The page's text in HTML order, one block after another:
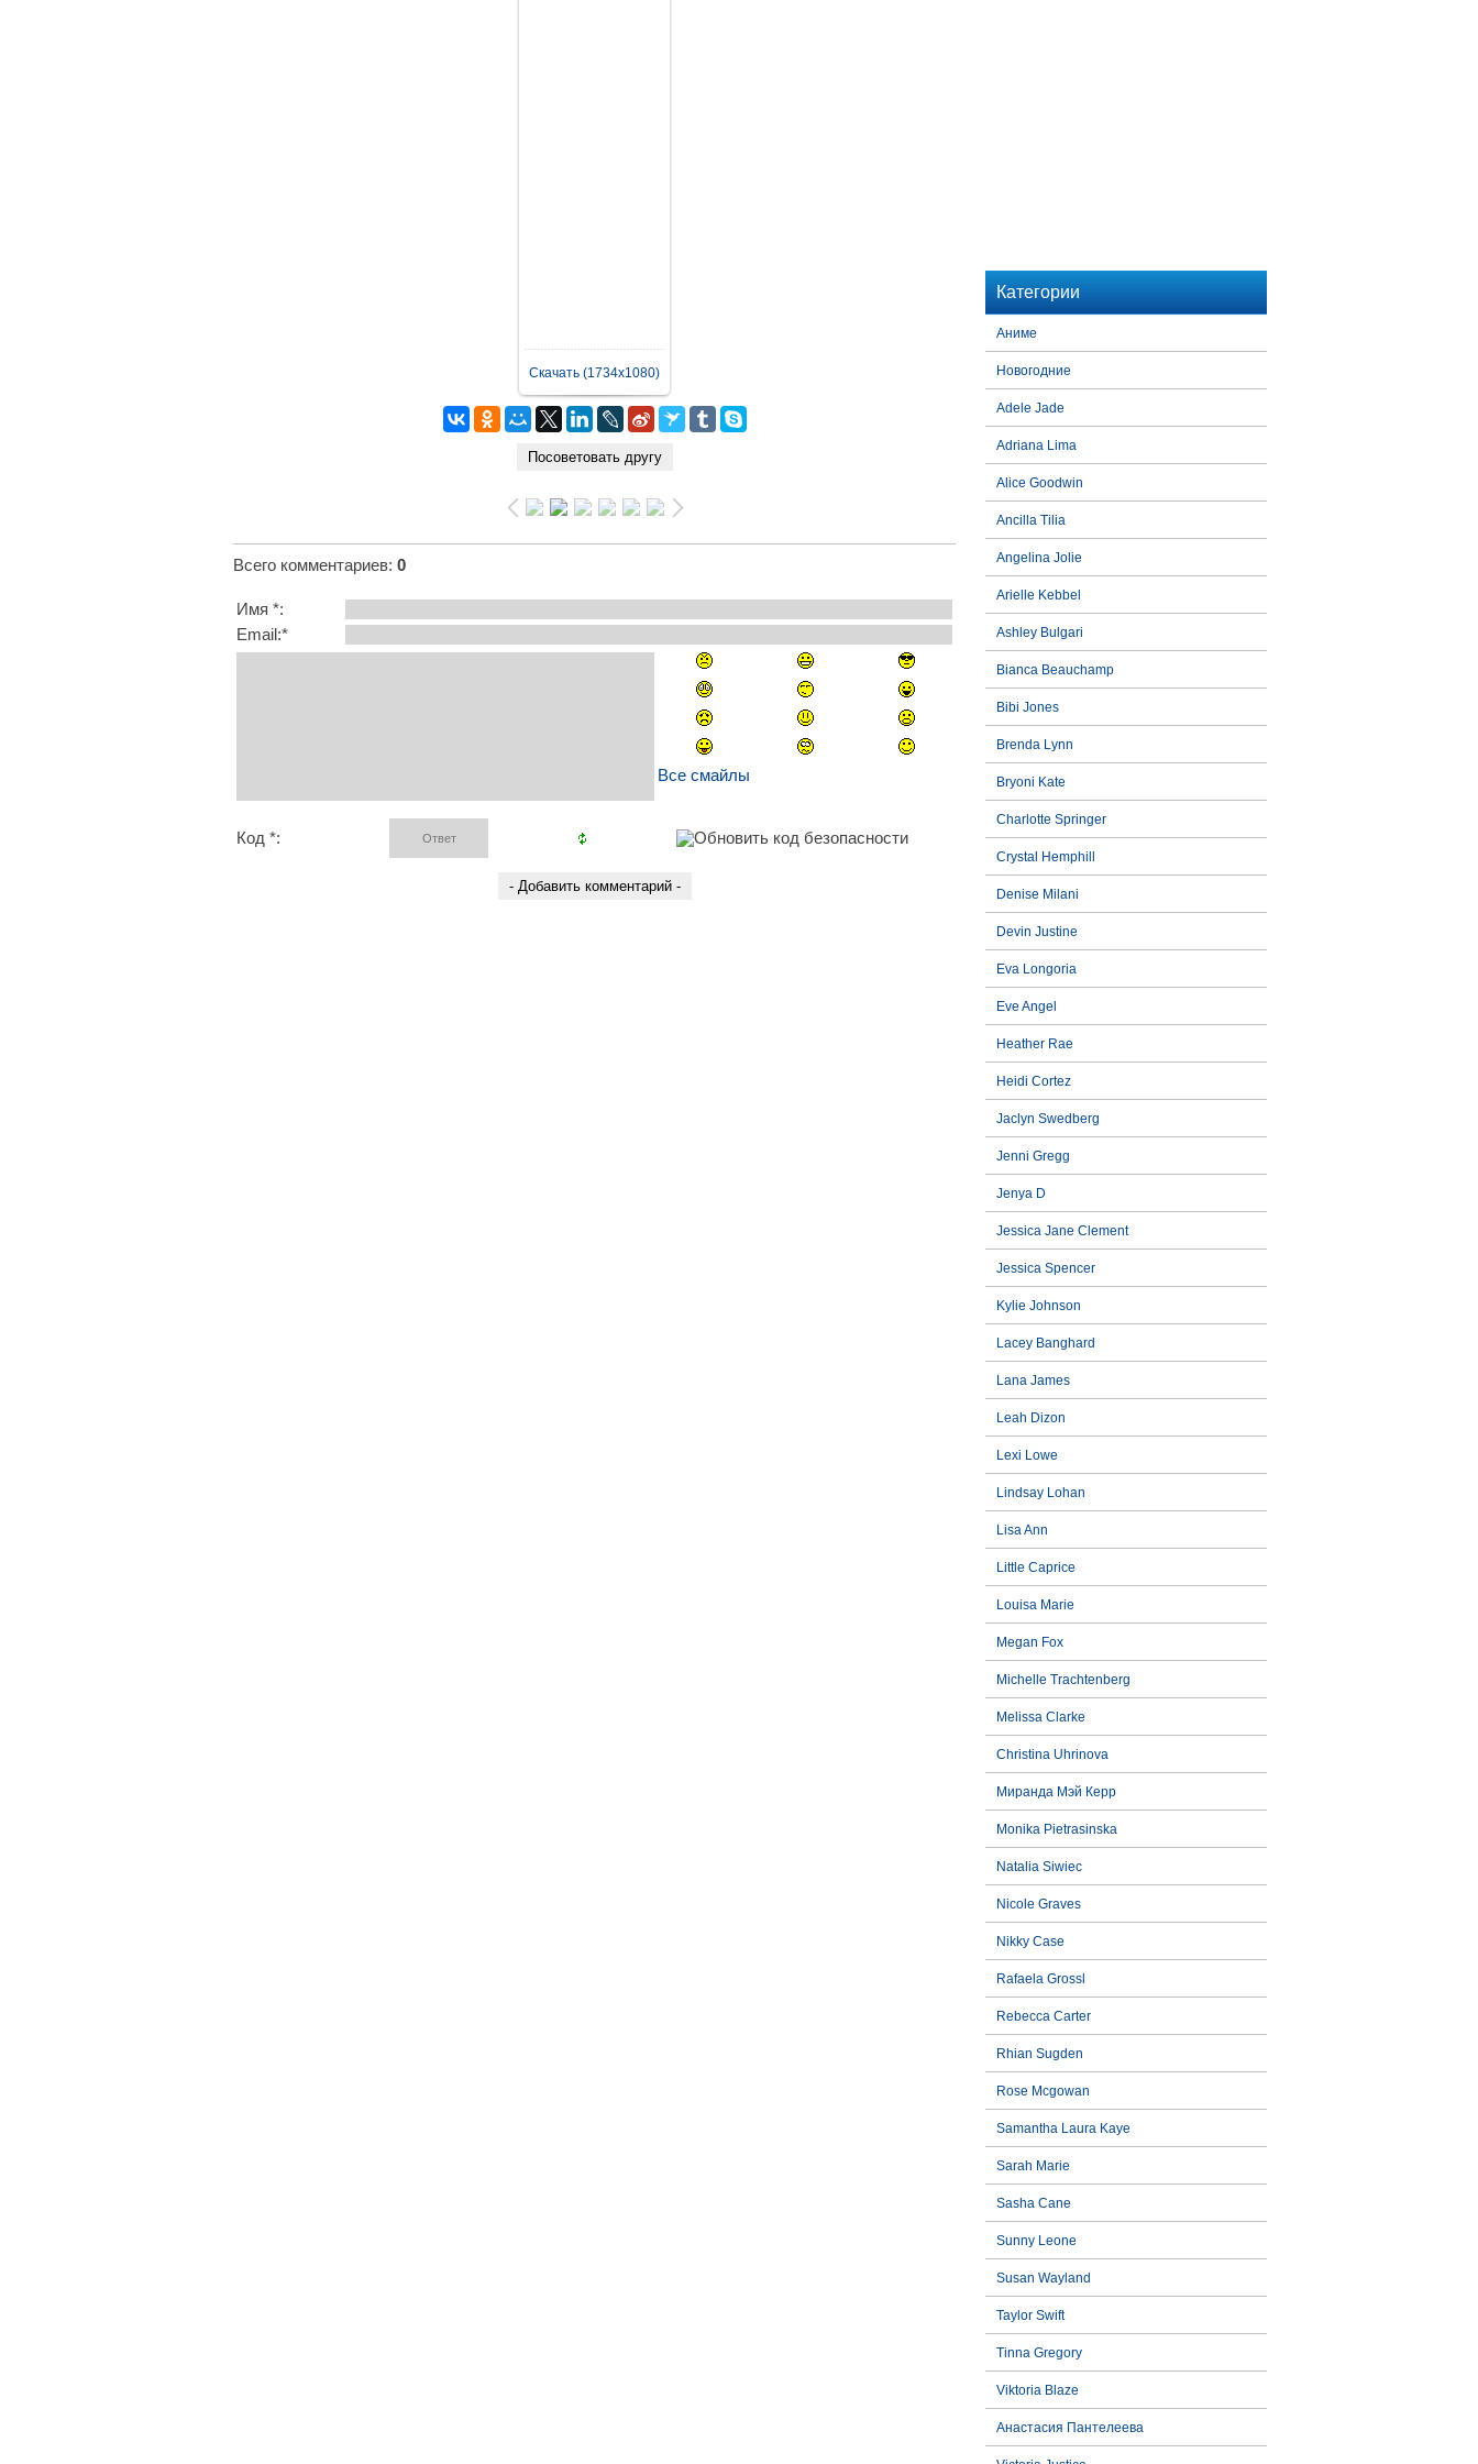
Скачать (1734x1080)
Всего комментариев: 0
Имя *:
Email:*
Все смайлы
Код *:
Категории
Аниме
Новогодние
Adele Jade
Adriana Lima
Alice Goodwin
Ancilla Tilia
Angelina Jolie
Arielle Kebbel
Ashley Bulgari
Bianca Beauchamp
Bibi Jones
Brenda Lynn
Bryoni Kate
Charlotte Springer
Crystal Hemphill
Denise Milani
Devin Justine
Eva Longoria
Eve Angel
Heather Rae
Heidi Cortez
Jaclyn Swedberg
Jenni Gregg
Jenya D
Jessica Jane Clement
Jessica Spencer
Kylie Johnson
Lacey Banghard
Lana James
Leah Dizon
Lexi Lowe
Lindsay Lohan
Lisa Ann
Little Caprice
Louisa Marie
Megan Fox
Michelle Trachtenberg
Melissa Clarke
Christina Uhrinova
Миранда Мэй Керр
Monika Pietrasinska
Natalia Siwiec
Nicole Graves
Nikky Case
Rafaela Grossl
Rebecca Carter
Rhian Sugden
Rose Mcgowan
Samantha Laura Kaye
Sarah Marie
Sasha Cane
Sunny Leone
Susan Wayland
Taylor Swift
Tinna Gregory
Viktoria Blaze
Анастасия Пантелеева